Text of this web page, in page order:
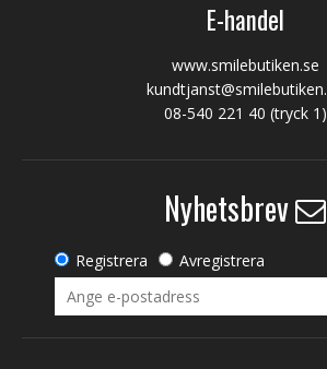
E-handel
www.smilebutiken.se
08-540 221 40 (tryck 1)
Nyhetsbrev
Registrera Avregistrera